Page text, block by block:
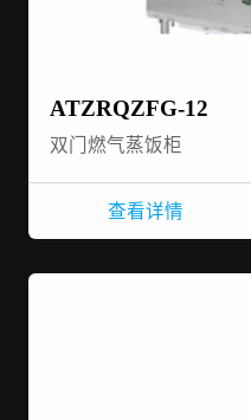
ATZRQZFG-12
双门燃气蒸饭柜
查看详情